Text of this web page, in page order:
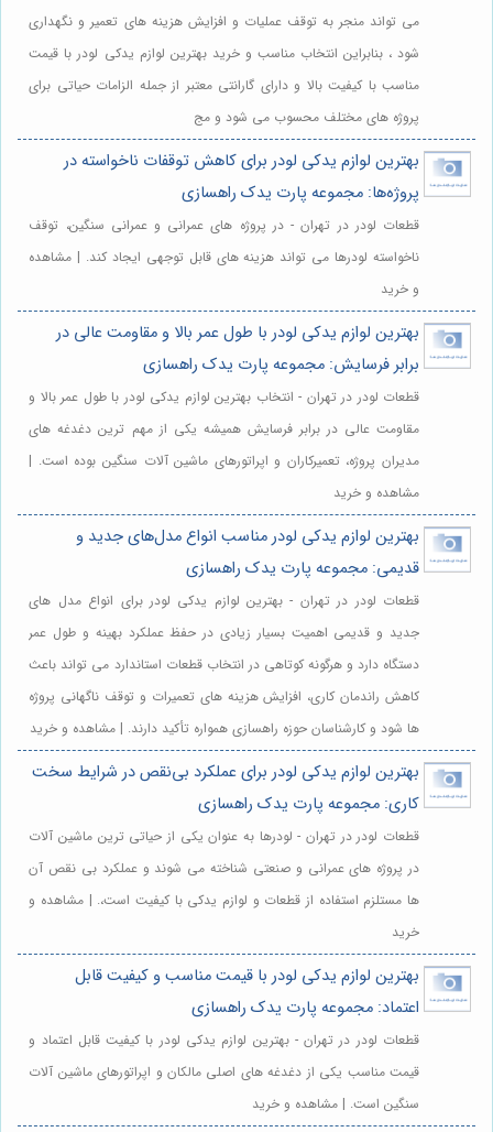
می تواند منجر به توقف عملیات و افزایش هزینه های تعمیر و نگهداری
شود ، بنابراین انتخاب مناسب و خرید بهترین لوازم یدکی لودر با قیمت
مناسب با کیفیت بالا و دارای گارانتی معتبر از جمله الزامات حیاتی برای
پروژه های مختلف محسوب می شود و مج
بهترین لوازم یدکی لودر برای کاهش توقفات ناخواسته در
پروژه‌ها: مجموعه پارت یدک راهسازی
قطعات لودر در تهران - در پروژه های عمرانی و عمرانی سنگین، توقف
ناخواسته لودرها می تواند هزینه های قابل توجهی ایجاد کند. | مشاهده
و خرید
بهترین لوازم یدکی لودر با طول عمر بالا و مقاومت عالی در
برابر فرسایش: مجموعه پارت یدک راهسازی
قطعات لودر در تهران - انتخاب بهترین لوازم یدکی لودر با طول عمر بالا و
مقاومت عالی در برابر فرسایش همیشه یکی از مهم ترین دغدغه های
مدیران پروژه، تعمیرکاران و اپراتورهای ماشین آلات سنگین بوده است. |
مشاهده و خرید
بهترین لوازم یدکی لودر مناسب انواع مدل‌های جدید و
قدیمی: مجموعه پارت یدک راهسازی
قطعات لودر در تهران - بهترین لوازم یدکی لودر برای انواع مدل های
جدید و قدیمی اهمیت بسیار زیادی در حفظ عملکرد بهینه و طول عمر
دستگاه دارد و هرگونه کوتاهی در انتخاب قطعات استاندارد می تواند باعث
کاهش راندمان کاری، افزایش هزینه های تعمیرات و توقف ناگهانی پروژه
ها شود و کارشناسان حوزه راهسازی همواره تأکید دارند. | مشاهده و خرید
بهترین لوازم یدکی لودر برای عملکرد بی‌نقص در شرایط سخت
کاری: مجموعه پارت یدک راهسازی
قطعات لودر در تهران - لودرها به عنوان یکی از حیاتی ترین ماشین آلات
در پروژه های عمرانی و صنعتی شناخته می شوند و عملکرد بی نقص آن
ها مستلزم استفاده از قطعات و لوازم یدکی با کیفیت است،. | مشاهده و
خرید
بهترین لوازم یدکی لودر با قیمت مناسب و کیفیت قابل
اعتماد: مجموعه پارت یدک راهسازی
قطعات لودر در تهران - بهترین لوازم یدکی لودر با کیفیت قابل اعتماد و
قیمت مناسب یکی از دغدغه های اصلی مالکان و اپراتورهای ماشین آلات
سنگین است. | مشاهده و خرید